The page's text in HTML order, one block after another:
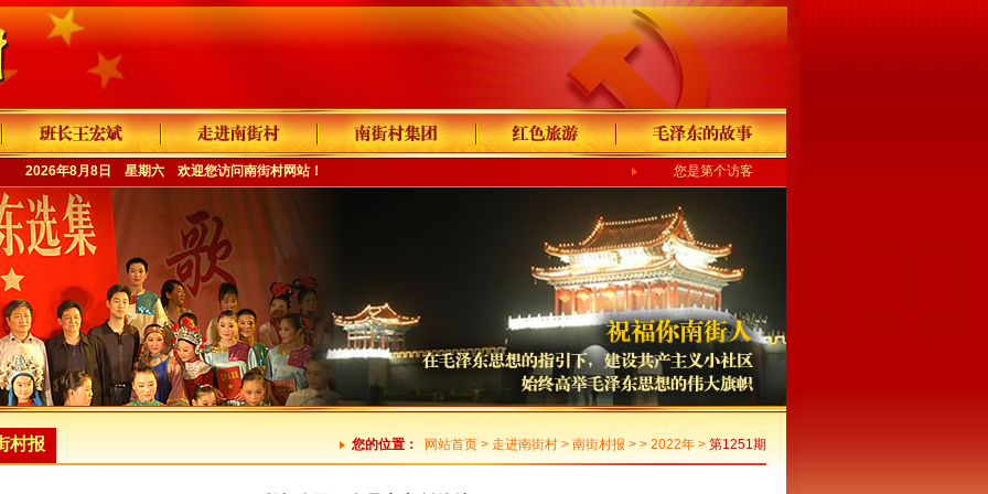
2026年8月8日 星期六 欢迎您访问南街村网站！ 您是第个访客
村报 您的位置： 网站首页> 走进南街村> 南街村报 > > 2022年> 第1251期